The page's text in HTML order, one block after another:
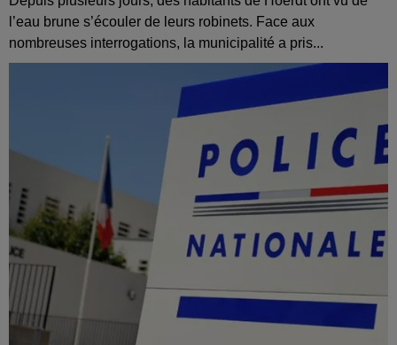
l’eau brune s’écouler de leurs robinets. Face aux
nombreuses interrogations, la municipalité a pris...